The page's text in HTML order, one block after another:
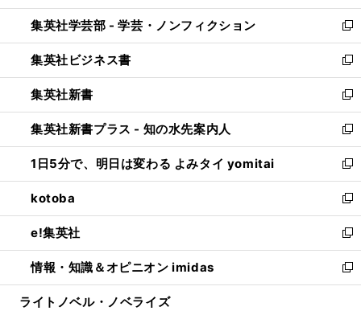
開
く
ウ
で
開
く
ン
ド
ウ
で
開
く
ウ
ィ
ン
ド
ウ
で
開
く
集英社学芸部 - 学芸・ノンフィクション
新
し
い
ウ
ィ
ン
ド
ウ
で
開
く
集英社ビジネス書
新
し
い
ウ
ィ
ン
ド
ウ
で
開
く
集英社新書
新
し
い
ウ
ィ
ン
ド
ウ
で
開
く
集英社新書プラス - 知の水先案内人
新
し
い
ウ
ィ
ン
ド
ウ
で
開
1日5分で、明日は変わる よみタイ yomitai
新
し
い
ウ
ィ
ン
ド
ウ
kotoba
新
し
い
ウ
ィ
ン
e!集英社
新
し
い
ウ
情報・知識＆オピニオン imidas
新
し
ライトノベル・ノベライズ